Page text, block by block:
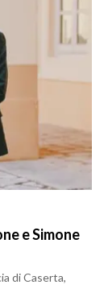
e Simone
di Caserta,